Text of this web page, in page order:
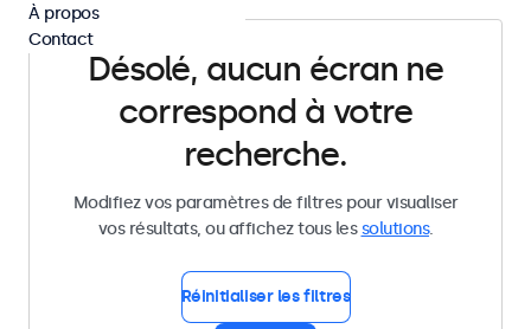
Désolé, aucun écran ne
correspond à votre
recherche.
Modifiez vos paramètres de filtres pour visualiser
vos résultats, ou affichez tous lessolutions.
Réinitialiser les filtres
À propos
Contact